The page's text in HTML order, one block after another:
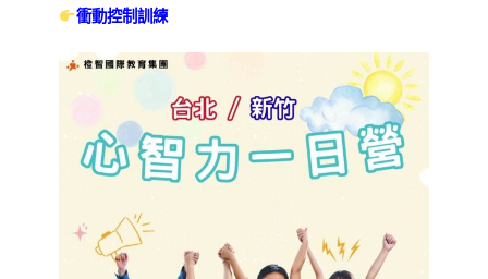
衝動控制訓練